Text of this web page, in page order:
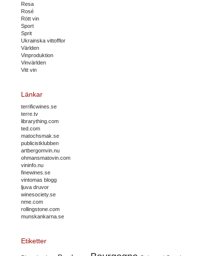
Resa
Rosé
Rött vin
Sport
Sprit
Ukrainska vittofflor
Världen
Vinproduktion
Vinvärlden
Vitt vin
Länkar
terrificwines.se
terre.tv
librarything.com
ted.com
matochsmak.se
publicistklubben
artbergomvin.nu
ohmansmatovin.com
vininfo.nu
finewines.se
vintomas blogg
ljuva druvor
winesociety.se
nme.com
rollingstone.com
munskankarna.se
Etiketter